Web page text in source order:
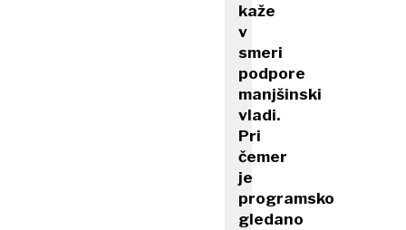
kaže
v
smeri
podpore
manjšinski
vladi.
Pri
čemer
je
programsko
gledano